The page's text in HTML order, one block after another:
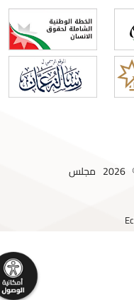
جميع الحقوق محفوظة © 2026 مجلس